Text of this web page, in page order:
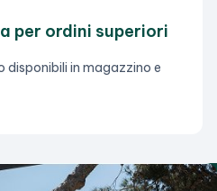
per ordini superiori
in magazzino e